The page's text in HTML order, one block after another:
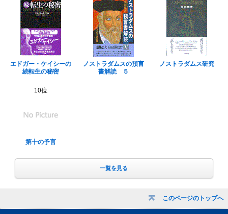
このページのトップへ
エドガー・ケイシーの
続転生の秘密
ノストラダムスの預言
書解読 ５
ノストラダムス研究
10位
第十の予言
一覧を見る